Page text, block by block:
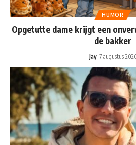
HUMOR
Opgetutte dame krijgt een
de bakker
Jay 7 augustus